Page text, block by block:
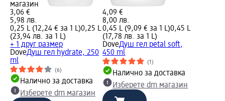
магазин
3,06 €
5,98 лв.
0,25 L (12,24 € за 1 L)0,25 L
(23,94 лв. за 1 L)
+ 1 друг размер
DoveДуш гел hydrate, 250
ml
(6)
Налично за доставка
Изберете dm магазин
4,09 €
8,00 лв.
0,45 L (9,09 € за 1 L)0,45 L
(17,78 лв. за 1 L)
DoveДуш гел petal soft,
450 ml
(1)
Налично за доставка
Изберете dm магазин